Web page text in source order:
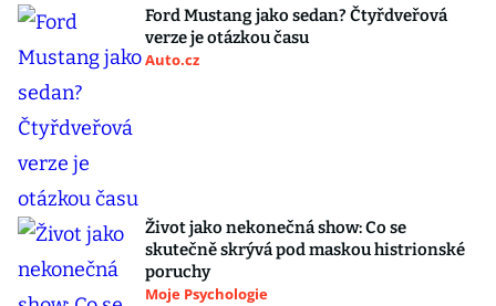
Ford Mustang jako sedan? Čtyřdveřová
verze je otázkou času
Auto.cz
Život jako nekonečná show: Co se
skutečně skrývá pod maskou histrionské
poruchy
Moje Psychologie